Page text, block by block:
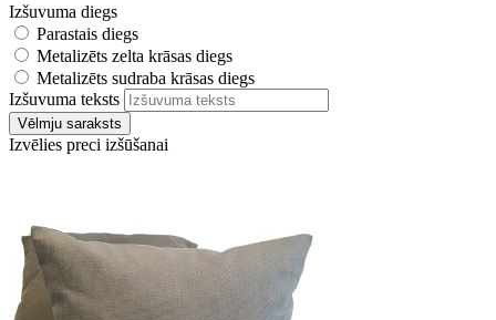
Izšuvuma diegs
Parastais diegs
Metalizēts zelta krāsas diegs
Metalizēts sudraba krāsas diegs
Izšuvuma teksts
Vēlmju saraksts
Izvēlies preci izšūšanai